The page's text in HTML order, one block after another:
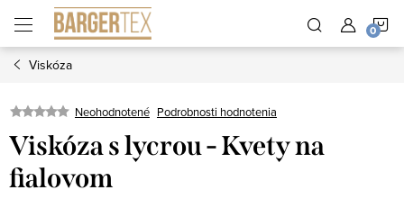
obsah
Viskóza
Neohodnotené Podrobnosti hodnotenia
Viskóza s lycrou - Kvety na
fialovom